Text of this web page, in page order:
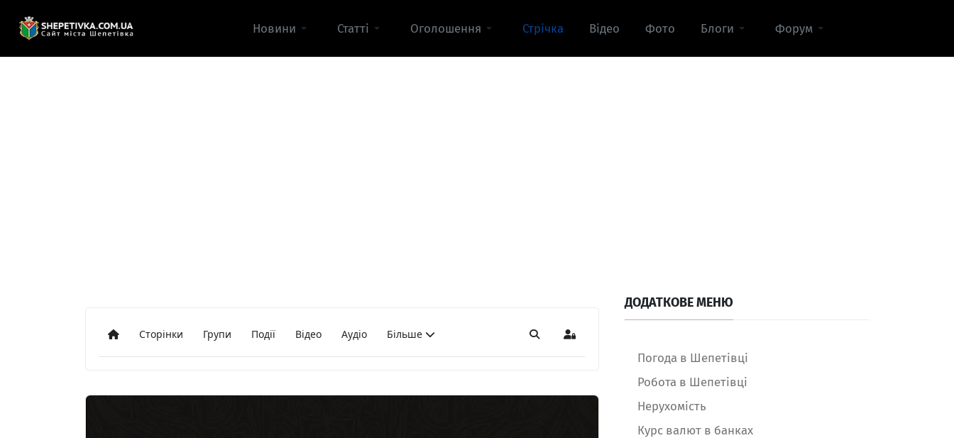
Новини Статті Оголошення Стрічка Відео Фото Блоги Форум
ДодомуСторінки Групи Події Відео Аудіо Більше Пошук Sign In
ДОДАТКОВЕ МЕНЮ
Погода в Шепетівці
Робота в Шепетівці
Нерухомість
Курс валют в банках